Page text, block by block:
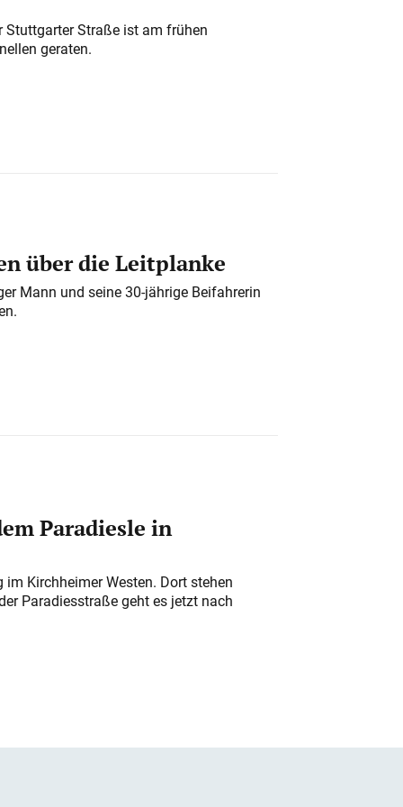
Straße ist am frühen
geraten.
über die Leitplanke
Mann und seine 30-jährige Beifahrerin
Paradiesle in
Kirchheimer Westen. Dort stehen
Paradiesstraße geht es jetzt nach